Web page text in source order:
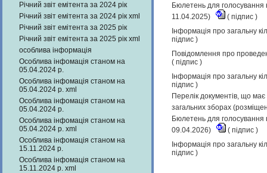
Річний звіт емітента за 2024 рік
Річний звіт емітента за 2024 рік xml
Річний звіт емітента за 2025 рік
Річний звіт емітента за 2025 рік xml
особлива інформація
Особлива інфомація станом на
05.04.2024 р.
Особлива інфомація станом на
05.04.2024 р. xml
Особлива інфомація станом на
05.04.2024 р.
Особлива інфомація станом на
05.04.2024 р. xml
Особлива інфомація станом на
15.11.2024 р.
Особлива інфомація станом на
15.11.2024 р. xml
Бюлетень для голосування
11.04.2025)
( підпис )
Інформація про загальну
підпис )
Повідомлення про
( підпис )
Інформація про загальну
підпис )
Перелік документів, що
загальних зборах
Бюлетень для голосування
09.04.2026)
( підпис )
Інформація про загальну
підпис )